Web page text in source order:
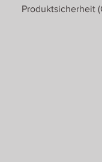
feuchten Tuch
Produktsicherheit